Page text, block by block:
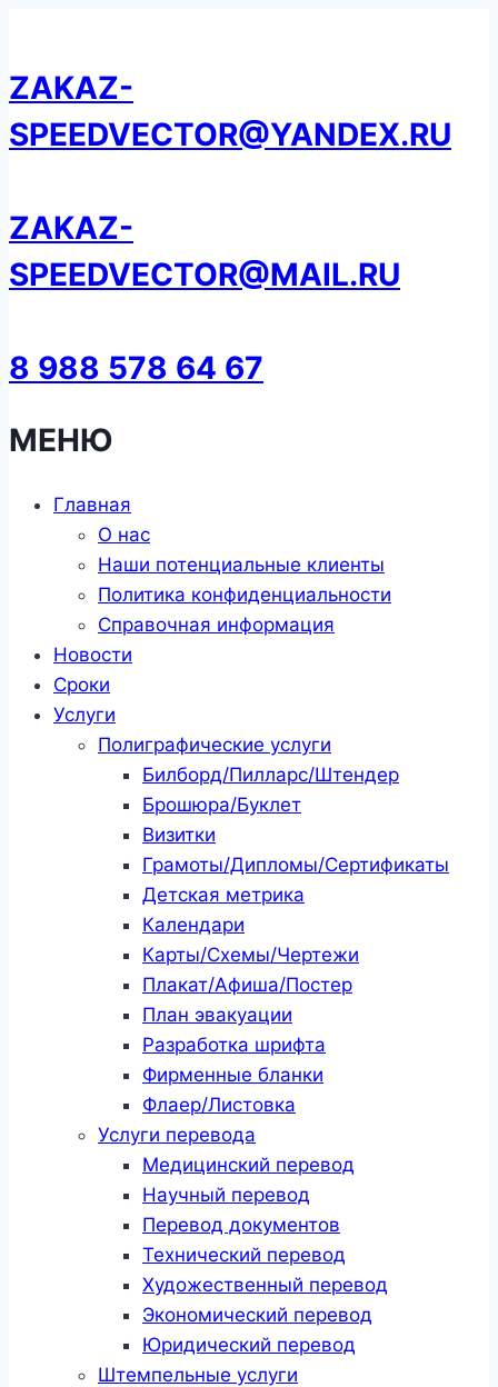
содержанию
ZAKAZ-
SPEEDVECTOR@YANDEX.RU
ZAKAZ-
SPEEDVECTOR@MAIL.RU
8 988 578 64 67
МЕНЮ
Главная
О нас
Наши потенциальные клиенты
Политика конфиденциальности
Справочная информация
Новости
Сроки
Услуги
Полиграфические услуги
Билборд/Пилларс/Штендер
Брошюра/Буклет
Визитки
Грамоты/Дипломы/Сертификаты
Детская метрика
Календари
Карты/Схемы/Чертежи
Плакат/Афиша/Постер
План эвакуации
Разработка шрифта
Фирменные бланки
Флаер/Листовка
Услуги перевода
Медицинский перевод
Научный перевод
Перевод документов
Технический перевод
Художественный перевод
Экономический перевод
Юридический перевод
Штемпельные услуги